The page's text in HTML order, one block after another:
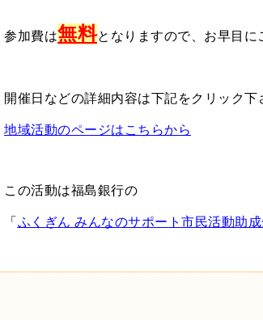
参加費は無料となりますので、お早目に
開催日などの詳細内容は下記をクリック下
地域活動のページはこちらから
この活動は福島銀行の
「 ふくぎん みんなのサポート市民活動助成